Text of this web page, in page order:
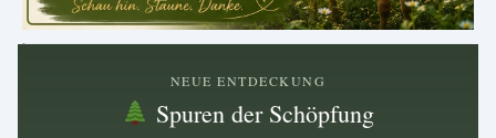
.
NEUE ENTDECKUNG
Spuren der Schöpfung